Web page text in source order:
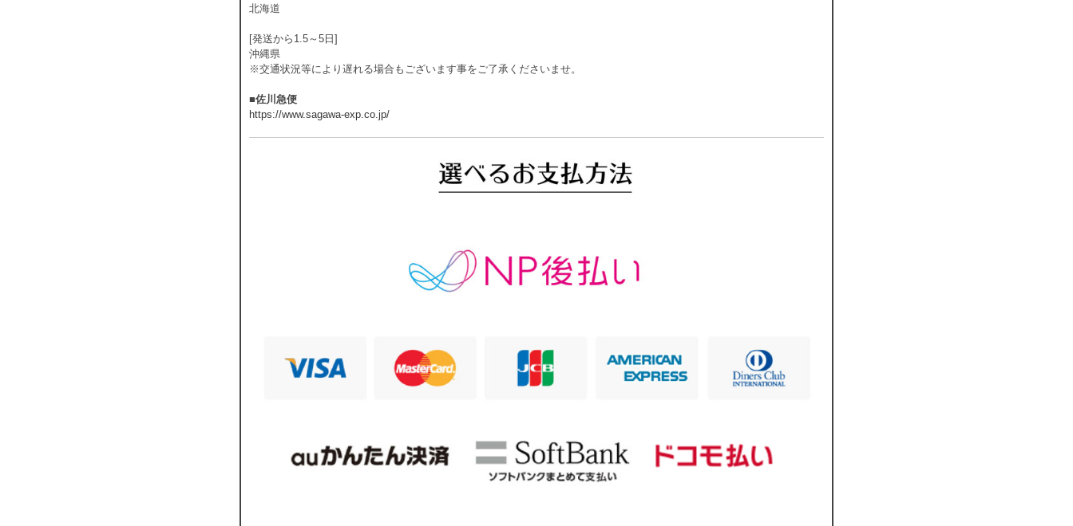
北海道
[発送から1.5～5日]
沖縄県
※交通状況等により遅れる場合もございます事をご了承くださいませ。
■佐川急便
https://www.sagawa-exp.co.jp/